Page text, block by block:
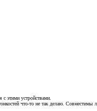
этими устройствами.
что-то не так делаю. Совместимы